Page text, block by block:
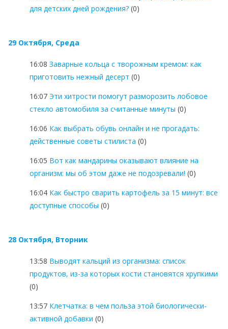
для детских дней рождения? (0)
29 Октября, Среда
16:08 Заварные кольца с творожным кремом: как
приготовить нежный десерт (0)
16:07 Эти хитрости помогут разморозить лобовое
стекло автомобиля за считанные минуты (0)
16:06 Как выбрать обувь онлайн и не прогадать:
действенные советы стилиста (0)
16:05 Вот как мандарины оказывают влияние на
организм: мы об этом даже не подозревали! (0)
16:04 Как быстро сварить картофель за 15 минут: все
доступные способы (0)
28 Октября, Вторник
13:58 Выводят кальций из организма: список
продуктов, из-за которых кости становятся хрупкими
(0)
13:57 Клетчатка: в чем польза этой биологически-
активной добавки (0)